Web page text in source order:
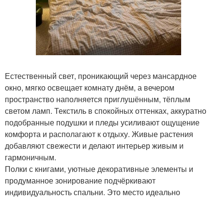
Естественный свет, проникающий через мансардное
окно, мягко освещает комнату днём, а вечером
пространство наполняется приглушённым, тёплым
светом ламп. Текстиль в спокойных оттенках, аккуратно
подобранные подушки и пледы усиливают ощущение
комфорта и располагают к отдыху. Живые растения
добавляют свежести и делают интерьер живым и
гармоничным.
Полки с книгами, уютные декоративные элементы и
продуманное зонирование подчёркивают
индивидуальность спальни. Это место идеально